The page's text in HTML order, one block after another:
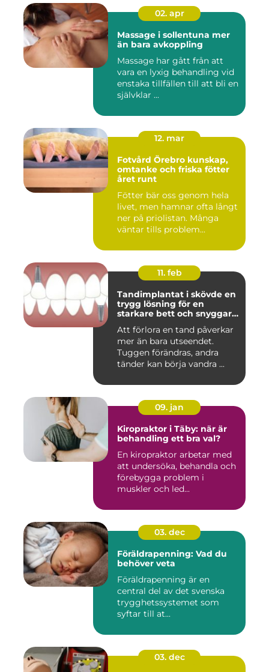
02. apr
Massage i sollentuna mer
än bara avkoppling
Massage har gått från att
vara en lyxig behandling vid
enstaka tillfällen till att bli en
självklar ...
12. mar
Fotvård Örebro kunskap,
omtanke och friska fötter
året runt
Fötter bär oss genom hela
livet, men hamnar ofta långt
ner på priolistan. Många
väntar tills problem...
11. feb
Tandimplantat i skövde en
trygg lösning för en
starkare bett och snyggare
Att förlora en tand påverkar
mer än bara utseendet.
Tuggen förändras, andra
tänder kan börja vandra ...
09. jan
Kiropraktor i Täby: när är
behandling ett bra val?
En kiropraktor arbetar med
att undersöka, behandla och
förebygga problem i
muskler och led...
03. dec
Föräldrapenning: Vad du
behöver veta
Föräldrapenning är en
central del av det svenska
trygghetssystemet som
syftar till at...
03. dec